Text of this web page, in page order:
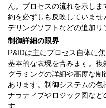
ん。プロセスの流れを示し
約を必ずしも反映していま
デリングソフトなどの追加リ
制御詳細の限界
P&IDは主にプロセス自体に
基本的な表現を含みます。
グラミングの詳細や高度な
あります。制御システムの
ナラティブやロジック図な
す。